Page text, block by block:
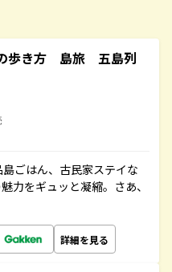
歩き方 島旅 五島列
ごはん、古民家ステイな
力をギュッと凝縮。さあ、
詳細を見る